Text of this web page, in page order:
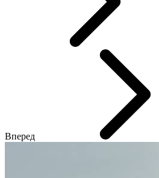
Вперед